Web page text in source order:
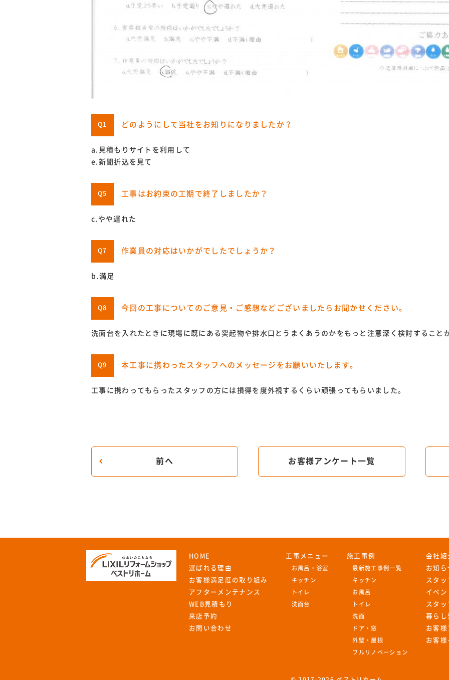
Q1 どのようにして当社をお知りになりましたか？
a.見積もりサイトを利用して
e.新聞折込を見て
Q5 工事はお約束の工期で終了しましたか？
c.やや遅れた
Q7 作業員の対応はいかがでしたでしょうか？
b.満足
Q8 今回の工事についてのご意見・ご感想などございましたらお聞かせください。
洗面台を入れたときに現場に既にある突起物や排水口とうまくあうのかをもっと注意深く検討すること
Q9 本工事に携わったスタッフへのメッセージをお願いいたします。
工事に携わってもらったスタッフの方には損得を度外視するくらい頑張ってもらいました。
前へ お客様アンケート一覧
HOME
選ばれる理由
お客様満足度の取り組み
アフターメンテナンス
WEB見積もり
来店予約
お問い合わせ
工事メニュー
お風呂・浴室
キッチン
トイレ
洗面台
施工事例
最新施工事例一覧
キッチン
お風呂
トイレ
洗面
ドア・窓
外壁・屋根
フルリノベーション
会社紹
お知ら
スタッ
イベン
スタッ
暮らし
お客様
お客様